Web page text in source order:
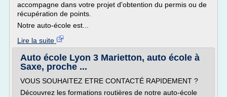
accompagne dans votre projet d'obtention du permis ou de
récupération de points.
Notre auto-école est...
Lire la suite
Auto école Lyon 3 Marietton, auto école à
Saxe, proche ...
VOUS SOUHAITEZ ETRE CONTACTÉ RAPIDEMENT ?
Découvrez les formations routières de notre auto-école